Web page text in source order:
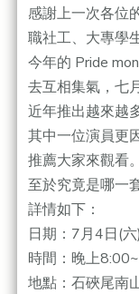
感謝上一次各位
職社工、大專學
今年的 Pride
去互相集氣，七
近年推出越來越
其中一位演員更
推薦大家來觀看。
至於究竟是哪一
詳情如下：
日期：7月4日(六)
時間：晚上
地點：石硤尾南